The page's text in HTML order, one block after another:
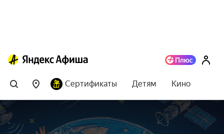
Сертификаты Детям Кино